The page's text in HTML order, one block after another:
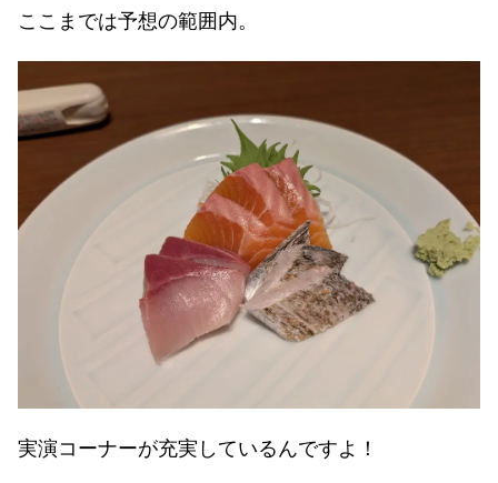
ここまでは予想の範囲内。
実演コーナーが充実しているんですよ！